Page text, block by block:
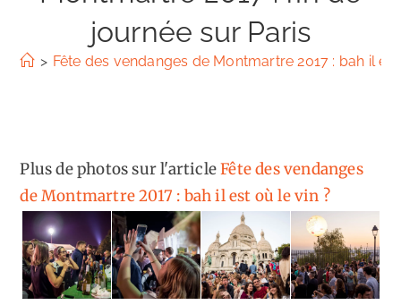
journée sur Paris
> Fête des vendanges de Montmartre 2017 : bah il
Plus de photos sur l'articleFête des vendanges
de Montmartre 2017 : bah il est où le vin ?